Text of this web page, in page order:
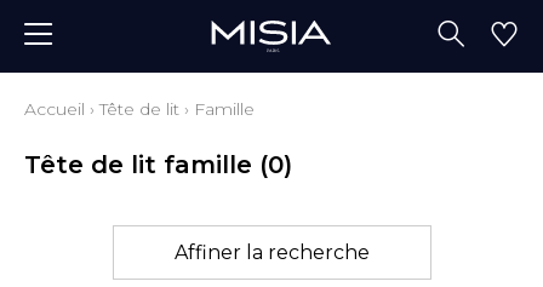
Accueil ›Tête de lit › Famille
Tête de lit famille (0)
Affiner la recherche